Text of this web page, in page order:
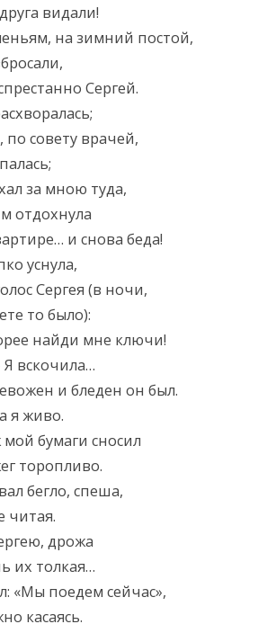
видали!
на зимний постой,
Сергей.
по совету врачей,
за мною туда,
отдохнула
и снова беда!
уснула,
Сергея (в ночи,
то было):
найди мне ключи!
вскочила…
и бледен он был.
я живо.
бумаги сносил
торопливо.
бегло, спеша,
читая.
дрожа
их толкая…
«Мы поедем сейчас»,
касаясь.